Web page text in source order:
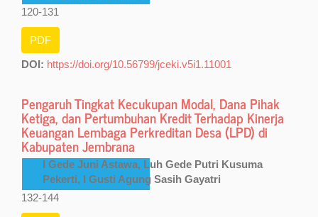
120-131
PDF
DOI: https://doi.org/10.56799/jceki.v5i1.11001
Pengaruh Tingkat Kecukupan Modal, Dana Pihak
Ketiga, dan Pertumbuhan Kredit Terhadap Kinerja
Keuangan Lembaga Perkreditan Desa (LPD) di
Kabupaten Jembrana
I Gede Juni Astawa, Luh Gede Putri Kusuma
Pekerti, I Gusti Agung Sasih Gayatri
132-144